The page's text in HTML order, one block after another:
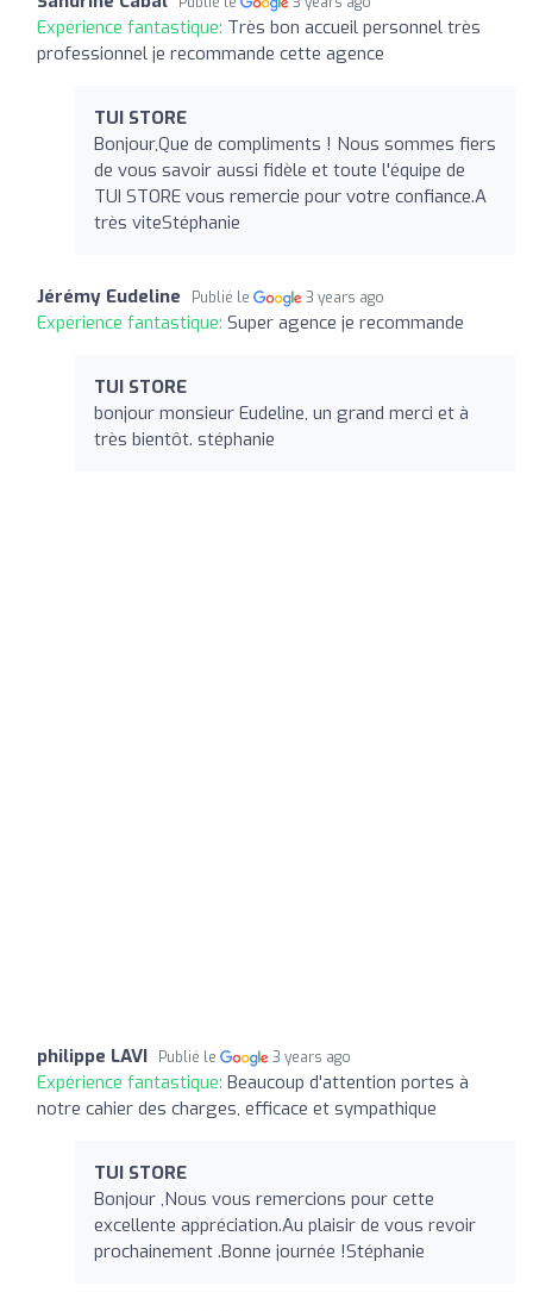
Expérience fantastique: Très bon accueil personnel très
professionnel je recommande cette agence
TUI STORE
Bonjour,Que de compliments ! Nous sommes fiers
de vous savoir aussi fidèle et toute l'équipe de
TUI STORE vous remercie pour votre confiance.A
très viteStéphanie
Jérémy Eudeline Publié le 3 years ago
Expérience fantastique: Super agence je recommande
TUI STORE
bonjour monsieur Eudeline, un grand merci et à
très bientôt. stéphanie
philippe LAVI Publié le 3 years ago
Expérience fantastique: Beaucoup d'attention portes à
notre cahier des charges, efficace et sympathique
TUI STORE
Bonjour ,Nous vous remercions pour cette
excellente appréciation.Au plaisir de vous revoir
prochainement .Bonne journée !Stéphanie